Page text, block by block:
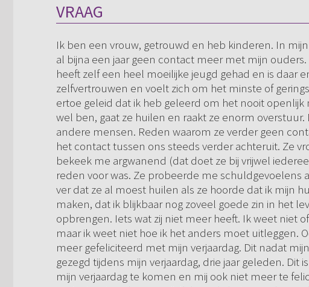
VRAAG
Ik ben een vrouw, getrouwd en heb kinderen. In
al bijna een jaar geen contact meer met mijn
heeft zelf een heel moeilijke jeugd gehad en is daar
zelfvertrouwen en voelt zich om het minste of
ertoe geleid dat ik heb geleerd om het nooit openlijk
wel ben, gaat ze huilen en raakt ze enorm
andere mensen. Reden waarom ze verder geen
het contact tussen ons steeds verder achteruit. Ze
bekeek me argwanend (dat doet ze bij vrijwel
reden voor was. Ze probeerde me schuldgevoelens
ver dat ze al moest huilen als ze hoorde dat ik mijn
maken, dat ik blijkbaar nog zoveel goede zin in het
opbrengen. Iets wat zij niet meer heeft. Ik weet niet
maar ik weet niet hoe ik het anders moet uitleggen.
meer gefeliciteerd met mijn verjaardag. Dit nadat
gezegd tijdens mijn verjaardag, drie jaar geleden.
mijn verjaardag te komen en mij ook niet meer te